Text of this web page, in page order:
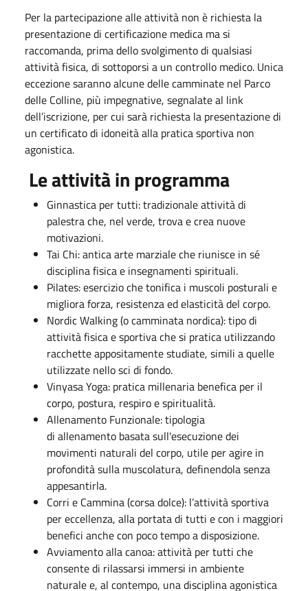
Per la partecipazione alle attività non è richiesta la
presentazione di certificazione medica ma si
raccomanda, prima dello svolgimento di qualsiasi
attività fisica, di sottoporsi a un controllo medico. Unica
eccezione saranno alcune delle camminate nel Parco
delle Colline, più impegnative, segnalate al link
dell’iscrizione, per cui sarà richiesta la presentazione di
un certificato di idoneità alla pratica sportiva non
agonistica.
Le attività in programma
Ginnastica per tutti: tradizionale attività di
palestra che, nel verde, trova e crea nuove
motivazioni.
Tai Chi: antica arte marziale che riunisce in sé
disciplina fisica e insegnamenti spirituali.
Pilates: esercizio che tonifica i muscoli posturali e
migliora forza, resistenza ed elasticità del corpo.
Nordic Walking (o camminata nordica): tipo di
attività fisica e sportiva che si pratica utilizzando
racchette appositamente studiate, simili a quelle
utilizzate nello sci di fondo.
Vinyasa Yoga: pratica millenaria benefica per il
corpo, postura, respiro e spiritualità.
Allenamento Funzionale: tipologia
di allenamento basata sull'esecuzione dei
movimenti naturali del corpo, utile per agire in
profondità sulla muscolatura, definendola senza
appesantirla.
Corri e Cammina (corsa dolce): l’attività sportiva
per eccellenza, alla portata di tutti e con i maggiori
benefici anche con poco tempo a disposizione.
Avviamento alla canoa: attività per tutti che
consente di rilassarsi immersi in ambiente
naturale e, al contempo, una disciplina agonistica